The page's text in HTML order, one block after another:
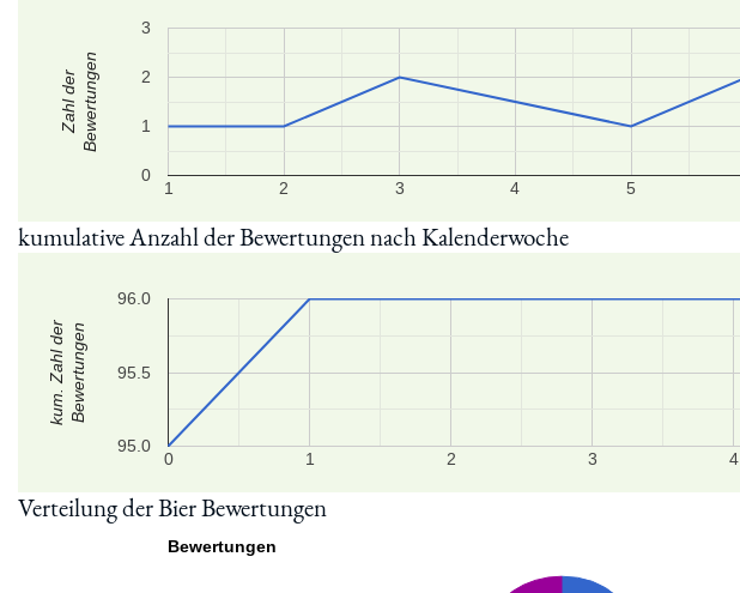
1 2 3 4 5
0
1
2
3
Zahl derBewertungen
kumulative Anzahl der Bewertungen nach Kalenderwoche
0 1 2 3 4
95.0
95.5
96.0
kum. Zahl derBewertungen
Verteilung der Bier Bewertungen
Bewertungen